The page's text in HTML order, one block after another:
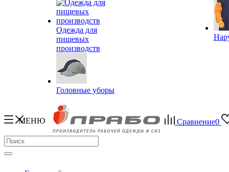
Одежда для
пищевых
производств
Головные уборы
МЕНЮ Сравнение0